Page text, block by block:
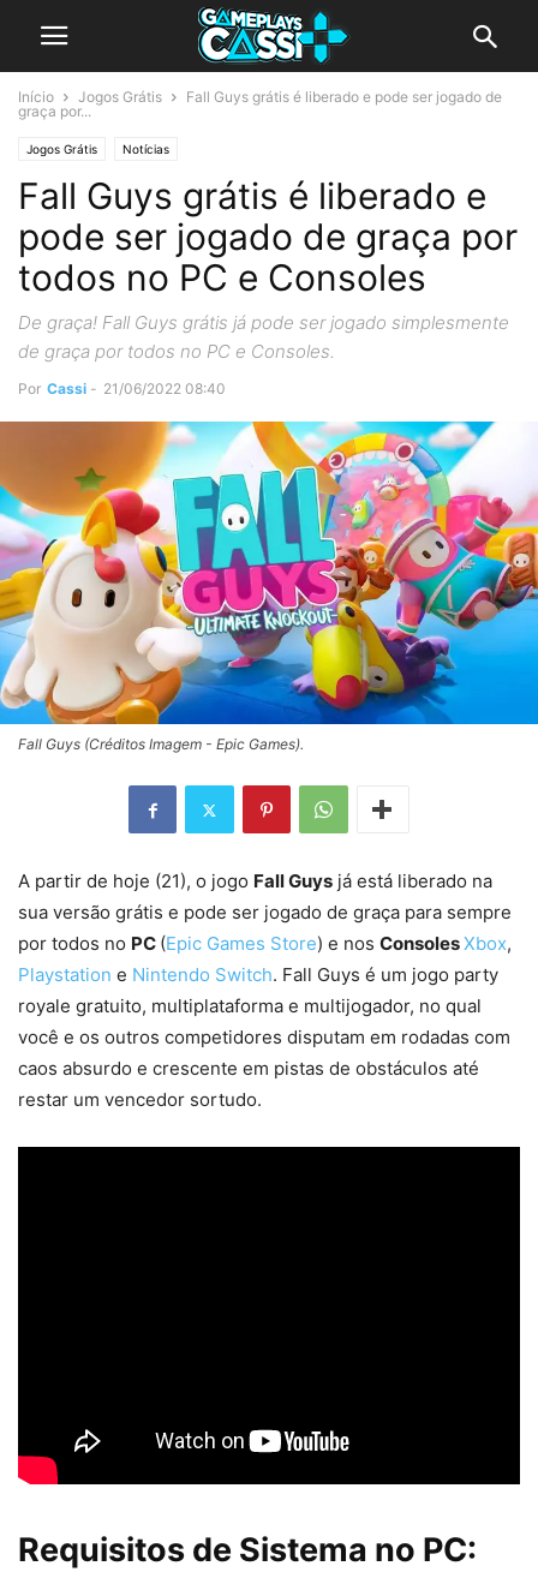
Início Jogos Grátis
Fall Guys grátis é liberado e pode ser jogado de
graça por...
Jogos Grátis Notícias
Fall Guys grátis é liberado e
pode ser jogado de graça por
todos no PC e Consoles
De graça! Fall Guys grátis já pode ser jogado simplesmente
de graça por todos no PC e Consoles.
Por Cassi - 21/06/2022 08:40
Fall Guys (Créditos Imagem - Epic Games).
A partir de hoje (21), o jogo Fall Guys já está liberado na
sua versão grátis e pode ser jogado de graça para sempre
por todos no PC (Epic Games Store) e nos ConsolesXbox,
Playstation e Nintendo Switch. Fall Guys é um jogo party
royale gratuito, multiplataforma e multijogador, no qual
você e os outros competidores disputam em rodadas com
caos absurdo e crescente em pistas de obstáculos até
restar um vencedor sortudo.
Requisitos de Sistema no PC: